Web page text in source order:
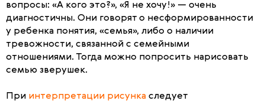
вопросы: «А кого это?», «Я не хочу!» — очень
диагностичны. Они говорят о несформированности
у ребенка понятия, «семья», либо о наличии
тревожности, связанной с семейными
отношениями. Тогда можно попросить нарисовать
семью зверушек.
При интерпретации рисунка следует